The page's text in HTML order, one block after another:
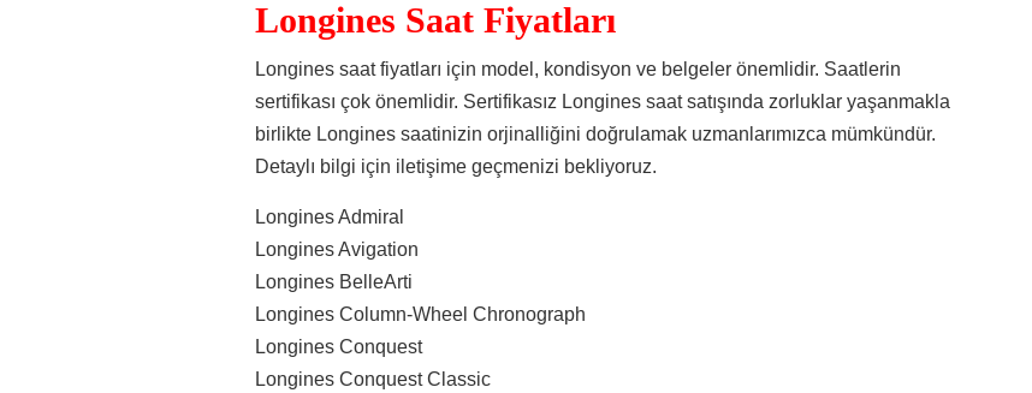
Longines Saat Fiyatları
Longines saat fiyatları için model, kondisyon ve belgeler önemlidir. Saatlerin
sertifikası çok önemlidir. Sertifikasız Longines saat satışında zorluklar yaşanmakla
birlikte Longines saatinizin orjinalliğini doğrulamak uzmanlarımızca mümkündür.
Detaylı bilgi için iletişime geçmenizi bekliyoruz.
Longines Admiral
Longines Avigation
Longines BelleArti
Longines Column-Wheel Chronograph
Longines Conquest
Longines Conquest Classic